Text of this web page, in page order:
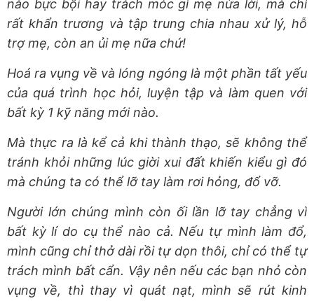
nào bực bội hay trách móc gì mẹ nửa lời, mà chỉ
rất khẩn trương và tập trung chia nhau xử lý, hỗ
trợ mẹ, còn an ủi mẹ nữa chứ!
Hoá ra vụng về và lóng ngóng là một phần tất yếu
của quá trình học hỏi, luyện tập và làm quen với
bất kỳ 1 kỹ năng mới nào.
Mà thực ra là kể cả khi thành thạo, sẽ không thể
tránh khỏi những lúc giời xui đất khiến kiểu gì đó
mà chúng ta có thể lỡ tay làm rơi hỏng, đổ vỡ.
Người lớn chúng mình còn ối lần lỡ tay chẳng vì
bất kỳ lí do cụ thể nào cả. Nếu tự mình làm đổ,
mình cũng chỉ thở dài rồi tự dọn thôi, chỉ có thể tự
trách mình bất cẩn. Vậy nên nếu các bạn nhỏ còn
vụng về, thì thay vì quát nạt, mình sẽ rút kinh